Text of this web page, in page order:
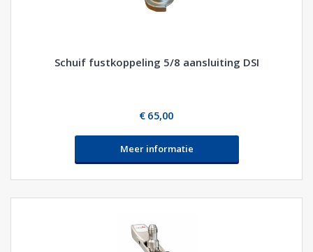
Schuif fustkoppeling 5/8 aansluiting DSI
€ 65,00
Meer informatie